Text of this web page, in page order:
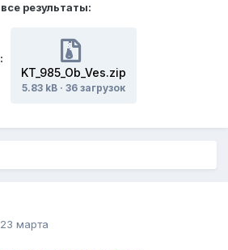
все результаты:
:
KT_985_Ob_Ves.zip
5.83 kB· 36 загрузок
23 марта